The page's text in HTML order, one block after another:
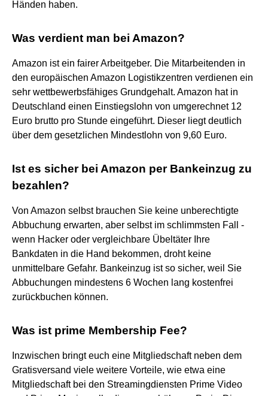
Händen haben.
Was verdient man bei Amazon?
Amazon ist ein fairer Arbeitgeber. Die Mitarbeitenden in
den europäischen Amazon Logistikzentren verdienen ein
sehr wettbewerbsfähiges Grundgehalt. Amazon hat in
Deutschland einen Einstiegslohn von umgerechnet 12
Euro brutto pro Stunde eingeführt. Dieser liegt deutlich
über dem gesetzlichen Mindestlohn von 9,60 Euro.
Ist es sicher bei Amazon per Bankeinzug zu
bezahlen?
Von Amazon selbst brauchen Sie keine unberechtigte
Abbuchung erwarten, aber selbst im schlimmsten Fall -
wenn Hacker oder vergleichbare Übeltäter Ihre
Bankdaten in die Hand bekommen, droht keine
unmittelbare Gefahr. Bankeinzug ist so sicher, weil Sie
Abbuchungen mindestens 6 Wochen lang kostenfrei
zurückbuchen können.
Was ist prime Membership Fee?
Inzwischen bringt euch eine Mitgliedschaft neben dem
Gratisversand viele weitere Vorteile, wie etwa eine
Mitgliedschaft bei den Streamingdiensten Prime Video